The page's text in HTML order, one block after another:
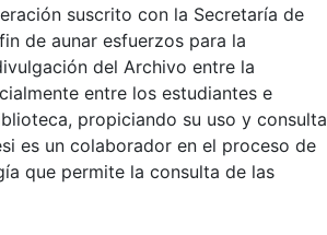
suscrito con la Secretaría de
de aunar esfuerzos para la
del Archivo entre la
entre los estudiantes e
propiciando su uso y consulta
es un colaborador en el proceso de
que permite la consulta de las